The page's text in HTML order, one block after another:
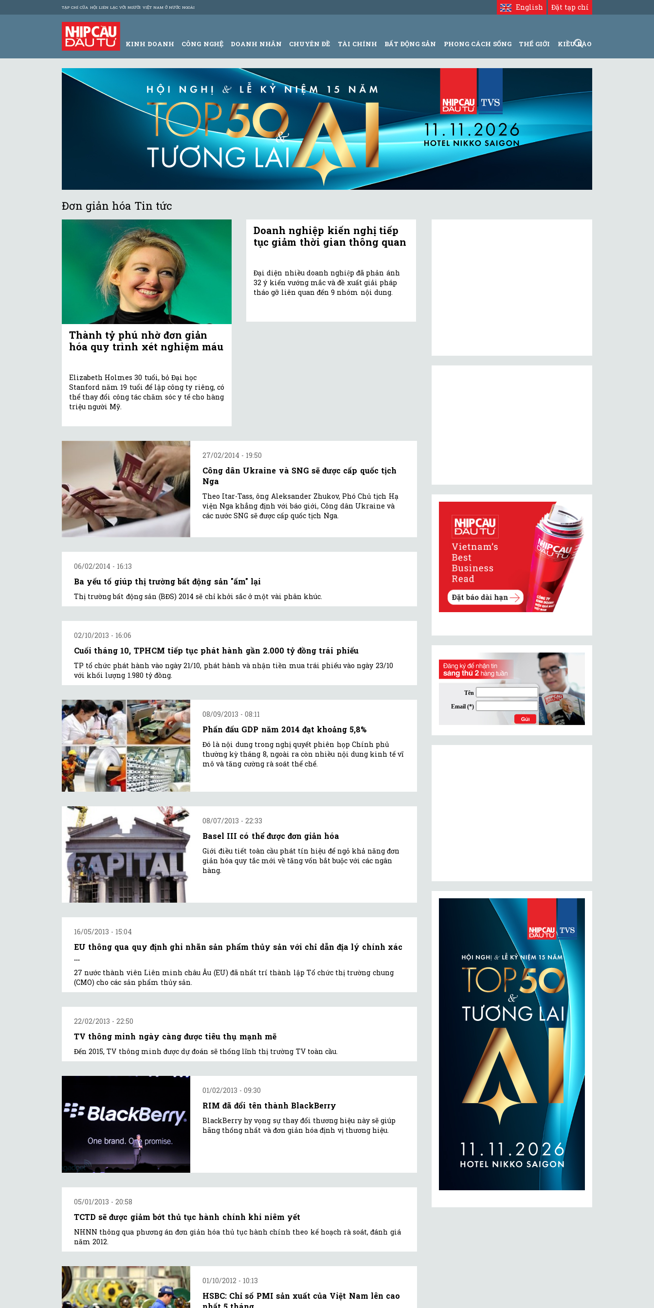
TẠP CHÍ CỦA HỘI LIÊN LẠC VỚI NGƯỜI VIỆT NAM Ở NƯỚC NGOÀI Đặt tạp chí
English
KINH DOANH CÔNG NGHỆ DOANH NHÂN CHUYÊN ĐỀ TÀI CHÍNH BẤT ĐỘNG SẢN PHONG CÁCH SỐNG THẾ GIỚI KIỀU BÀO
Đơn giản hóa Tin tức
Thành tỷ phú nhờ đơn giản
hóa quy trình xét nghiệm máu
Elizabeth Holmes 30 tuổi, bỏ Đại học
Stanford năm 19 tuổi để lập công ty riêng, có
thể thay đổi công tác chăm sóc y tế cho hàng
triệu người Mỹ.
Doanh nghiệp kiến nghị tiếp
tục giảm thời gian thông quan
Đại diện nhiều doanh nghiệp đã phản ánh
32 ý kiến vướng mắc và đề xuất giải pháp
tháo gỡ liên quan đến 9 nhóm nội dung.
27/02/2014 - 19:50
Công dân Ukraine và SNG sẽ được cấp quốc tịch
Nga
Theo Itar-Tass, ông Aleksander Zhukov, Phó Chủ tịch Hạ
viện Nga khẳng định với báo giới, Công dân Ukraine và
các nước SNG sẽ được cấp quốc tịch Nga.
06/02/2014 - 16:13
Ba yếu tố giúp thị trường bất động sản "ấm" lại
Thị trường bất động sản (BĐS) 2014 sẽ chỉ khởi sắc ở một vài phân khúc.
02/10/2013 - 16:06
Cuối tháng 10, TPHCM tiếp tục phát hành gần 2.000 tỷ đồng trái phiếu
TP tổ chức phát hành vào ngày 21/10, phát hành và nhận tiền mua trái phiếu vào ngày 23/10
với khối lượng 1.980 tỷ đồng.
08/09/2013 - 08:11
Phấn đấu GDP năm 2014 đạt khoảng 5,8%
Đó là nội dung trong nghị quyết phiên họp Chính phủ
thường kỳ tháng 8, ngoài ra còn nhiều nội dung kinh tế vĩ
mô và tăng cường rà soát thể chế.
08/07/2013 - 22:33
Basel III có thể được đơn giản hóa
Giới điều tiết toàn cầu phát tín hiệu để ngỏ khả năng đơn
giản hóa quy tắc mới về tăng vốn bắt buộc với các ngân
hàng.
16/05/2013 - 15:04
EU thông qua quy định ghi nhãn sản phẩm thủy sản với chỉ dẫn địa lý chính xác
...
27 nước thành viên Liên minh châu Âu (EU) đã nhất trí thành lập Tổ chức thị trường chung
(CMO) cho các sản phẩm thủy sản.
22/02/2013 - 22:50
TV thông minh ngày càng được tiêu thụ mạnh mẽ
Đến 2015, TV thông minh được dự đoán sẽ thống lĩnh thị trường TV toàn cầu.
01/02/2013 - 09:30
RIM đã đổi tên thành BlackBerry
BlackBerry hy vọng sự thay đổi thương hiệu này sẽ giúp
hãng thống nhất và đơn giản hóa định vị thương hiệu.
05/01/2013 - 20:58
TCTD sẽ được giảm bớt thủ tục hành chính khi niêm yết
NHNN thông qua phương án đơn giản hóa thủ tục hành chính theo kế hoạch rà soát, đánh giá
năm 2012.
01/10/2012 - 10:13
HSBC: Chỉ số PMI sản xuất của Việt Nam lên cao